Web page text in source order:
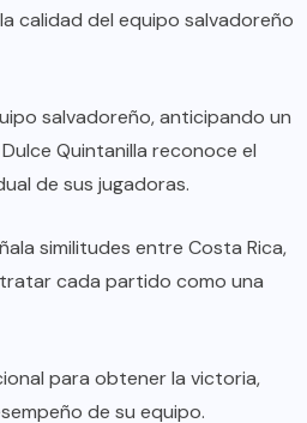
calidad del equipo salvadoreño
salvadoreño, anticipando un
Quintanilla reconoce el
de sus jugadoras.
similitudes entre Costa Rica,
cada partido como una
para obtener la victoria,
de su equipo.